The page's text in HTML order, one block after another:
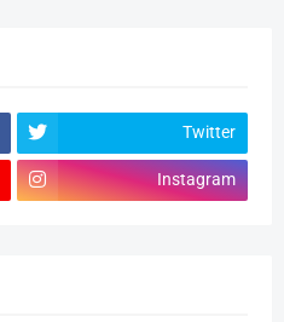
Twitter
Instagram